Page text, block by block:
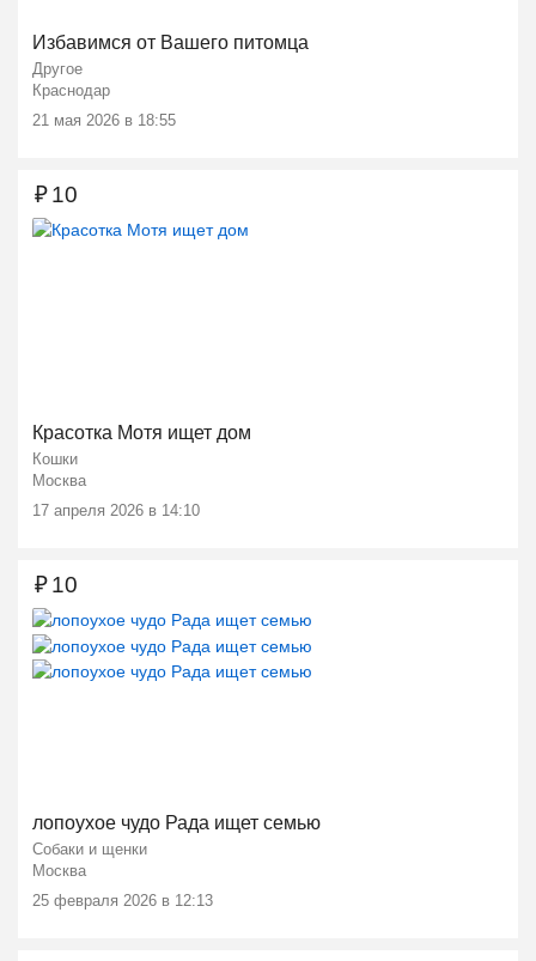
Избавимся от Вашего питомца
Другое
Краснодар
21 мая 2026 в 18:55
Красотка Мотя ищет дом
Кошки
Москва
17 апреля 2026 в 14:10
₽10
лопоухое чудо Рада ищет семью
Собаки и щенки
Москва
25 февраля 2026 в 12:13
₽10